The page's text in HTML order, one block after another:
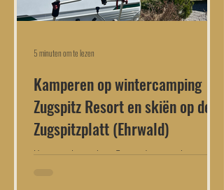
Kamperen op wintercamping
Zugspitz Resort en skiën op de
Zugspitzplatt (Ehrwald)
Het is april en na bijna 5 maanden winterkamperen
5 minuten om te lezen